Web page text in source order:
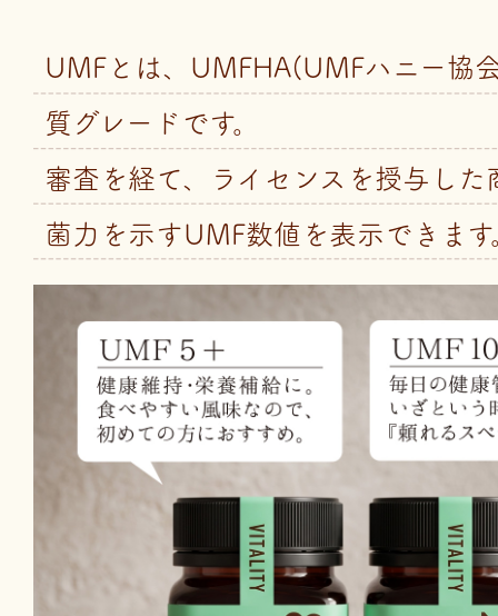
UMFとは、UMFHA(UMFハニー協
質グレードです。
審査を経て、ライセンスを授与した
菌力を示すUMF数値を表示できます